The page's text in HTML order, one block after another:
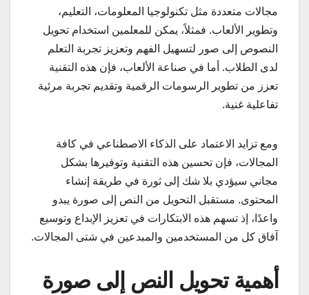
مجالات متعددة مثل تكنولوجيا المعلومات، التعليم،
وتطوير الألعاب. فمثلاً، يمكن للمعلمين استخدام تحويل
النصوص إلى صور لتسهيل الفهم وتعزيز تجربة التعلم
لدى الطلاب. أما في صناعة الألعاب، فإن هذه التقنية
تعزز من تطوير الرسومات الرقمية وتقديم تجربة مرئية
تفاعلية غنية.
ومع تزايد الاعتماد على الذكاء الاصطناعي في كافة
المجالات، فإن تحسين هذه التقنية وتوفيرها بشكل
مجاني سيؤدي بلا شك إلى ثورة في طريقة إنشاء
المحتوى. مستقبل التحويل من النص إلى صورة يبدو
واعدًا، إذ تسهم هذه الابتكارات في تعزيز الإبداع وتوسيع
آفاق كل من المستخدمين والمبدعين في شتى المجالات.
أهمية تحويل النص إلى صورة